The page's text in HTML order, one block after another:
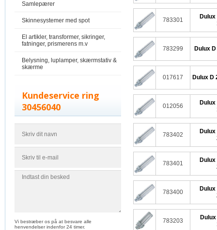
Samlepærer
Skinnesystemer med spot
El artikler, transformer, sikringer,
fatninger, prismerens m.v
Belysning, luplamper, skærmstativ &
skærme
Kundeservice ring
30456040
Vi bestræber os på at besvare alle
henvendelser indenfor 24 timer.
783301
Dulux
783299 Dulux
017617 Dulux D
012056
Dulux
783402
Dulux
783401
Dulux
783400
Dulux
783203